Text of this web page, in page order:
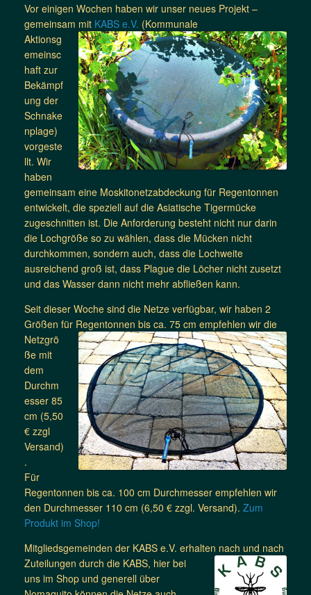
Vor einigen Wochen haben wir unser neues Projekt –
gemeinsam mit KABS e.V. (Kommunale
Aktionsg
emeinsc
haft zur
Bekämpf
ung der
Schnake
nplage)
vorgeste
llt. Wir
haben
gemeinsam eine Moskitonetzabdeckung für Regentonnen
entwickelt, die speziell auf die Asiatische Tigermücke
zugeschnitten ist. Die Anforderung besteht nicht nur darin
die Lochgröße so zu wählen, dass die Mücken nicht
durchkommen, sondern auch, dass die Lochweite
ausreichend groß ist, dass Plague die Löcher nicht zusetzt
und das Wasser dann nicht mehr abfließen kann.
Seit dieser Woche sind die Netze verfügbar, wir haben 2
Größen für Regentonnen bis ca. 75 cm empfehlen wir die
Netzgrö
ße mit
dem
Durchm
esser 85
cm (5,50
€ zzgl
Versand)
.
Für
Regentonnen bis ca. 100 cm Durchmesser empfehlen wir
den Durchmesser 110 cm (6,50 € zzgl. Versand). Zum
Produkt im Shop!
Mitgliedsgemeinden der KABS e.V. erhalten nach und nach
Zuteilungen durch die KABS, hier bei
uns im Shop und generell über